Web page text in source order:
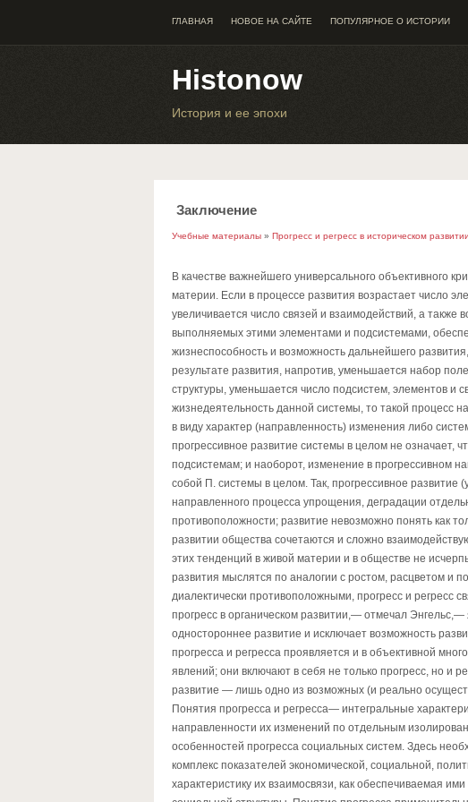
ГЛАВНАЯ НОВОЕ НА САЙТЕ ПОПУЛЯРНОЕ О ИСТОРИИ
Histonow
История и ее эпохи
Заключение
Учебные материалы » Прогресс и регресс в историческом развитии
В качестве важнейшего универсального объективного
материи. Если в процессе развития возрастает число
увеличивается число связей и взаимодействий, а также
выполняемых этими элементами и подсистемами,
жизнеспособность и возможность дальнейшего
результате развития, напротив, уменьшается набор
структуры, уменьшается число подсистем, элементов и
жизнедеятельность данной системы, то такой процесс
в виду характер (направленность) изменения либо
прогрессивное развитие системы в целом не означает,
подсистемам; и наоборот, изменение в прогрессивном
собой П. системы в целом. Так, прогрессивное
направленного процесса упрощения, деградации
противоположности; развитие невозможно понять как
развитии общества сочетаются и сложно
этих тенденций в живой материи и в обществе не
развития мыслятся по аналогии с ростом, расцветом и
диалектически противоположными, прогресс и регресс
прогресс в органическом развитии,— отмечал
одностороннее развитие и исключает возможность
прогресса и регресса проявляется и в объективной
явлений; они включают в себя не только прогресс, но и
развитие — лишь одно из возможных (и реально
Понятия прогресса и регресса— интегральные
направленности их изменений по отдельным
особенностей прогресса социальных систем. Здесь
комплекс показателей экономической, социальной,
характеристику их взаимосвязи, как обеспечиваемая